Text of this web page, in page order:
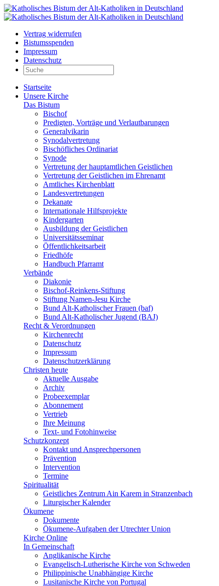
Vertrag widerrufen
Bistumsspenden
Impressum
Datenschutz
Startseite
Unsere Kirche
Das Bistum
Bischof
Predigten, Vorträge und Verlautbarungen
Generalvikarin
Synodalvertretung
Bischöfliches Ordinariat
Synode
Vertretung der hauptamtlichen Geistlichen
Vertretung der Geistlichen im Ehrenamt
Amtliches Kirchenblatt
Landesvertretungen
Dekanate
Internationale Hilfsprojekte
Kindergarten
Ausbildung der Geistlichen
Universitätsseminar
Öffentlichkeitsarbeit
Friedhöfe
Handbuch Pfarramt
Verbände
Diakonie
Bischof-Reinkens-Stiftung
Stiftung Namen-Jesu Kirche
Bund Alt-Katholischer Frauen (baf)
Bund Alt-Katholischer Jugend (BAJ)
Recht & Verordnungen
Kirchenrecht
Datenschutz
Impressum
Datenschutzerklärung
Christen heute
Aktuelle Ausgabe
Archiv
Probeexemplar
Abonnement
Vertrieb
Ihre Meinung
Text- und Fotohinweise
Schutzkonzept
Kontakt und Ansprechpersonen
Prävention
Intervention
Termine
Spiritualität
Geistliches Zentrum Ain Karem in Stranzenbach
Liturgischer Kalender
Ökumene
Dokumente
Ökumene-Aufgaben der Utrechter Union
Kirche Online
In Gemeinschaft
Anglikanische Kirche
Evangelisch-Lutherische Kirche von Schweden
Philippinische Unabhängige Kirche
Lusitanische Kirche von Portugal